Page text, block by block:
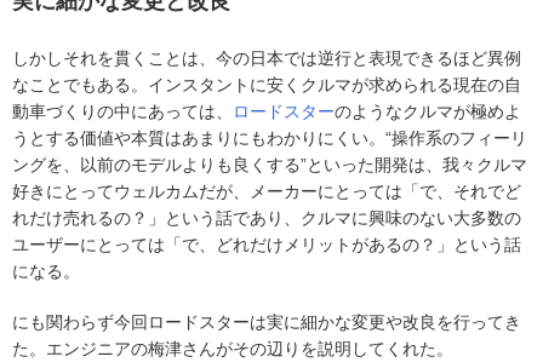
しかしそれを貫くことは、今の日本では逆行と表現できるほど異例
なことでもある。インスタントに安くクルマが求められる現在の自
動車づくりの中にあっては、
ロードスターのようなクルマが極めよ
うとする価値や本質はあまりにもわかりにくい。“操作系のフィーリ
ングを、以前のモデルよりも良くする”といった開発は、我々クルマ
好きにとってウェルカムだが、メーカーにとっては「で、それでど
れだけ売れるの？」という話であり、クルマに興味のない大多数の
ユーザーにとっては「で、どれだけメリットがあるの？」という話
になる。
にも関わらず今回ロードスターは実に細かな変更や改良を行ってき
た。エンジニアの梅津さんがその辺りを説明してくれた。